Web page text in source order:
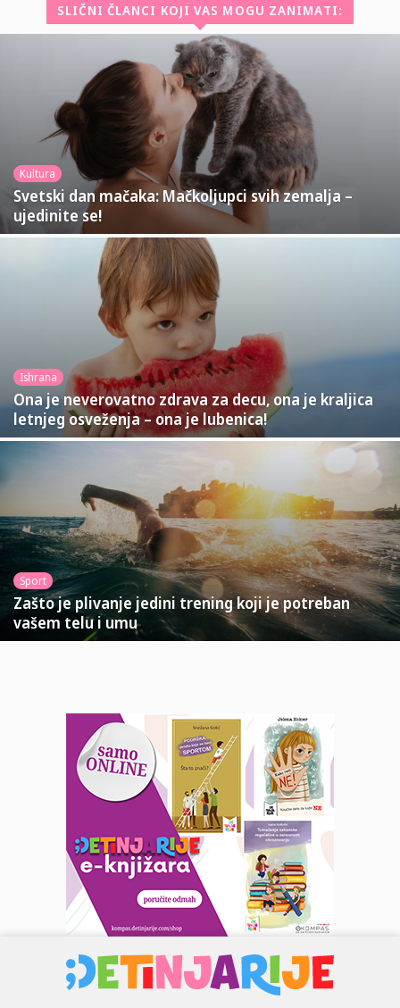
SLIČNI ČLANCI KOJI VAS MOGU ZANIMATI:
Kultura
Svetski dan mačaka: Mačkoljupci svih zemalja –
ujedinite se!
Ishrana
Ona je neverovatno zdrava za decu, ona je kraljica
letnjeg osveženja – ona je lubenica!
Sport
Zašto je plivanje jedini trening koji je potreban
vašem telu i umu